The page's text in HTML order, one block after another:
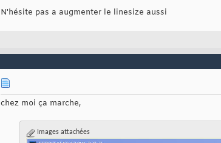
N'hésite pas a augmenter le linesize aussi
chez moi ça marche,
Images attachées